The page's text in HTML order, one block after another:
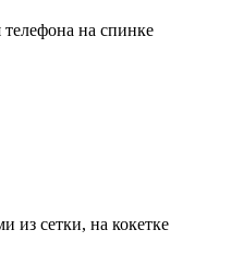
на спинке
из сетки, на кокетке